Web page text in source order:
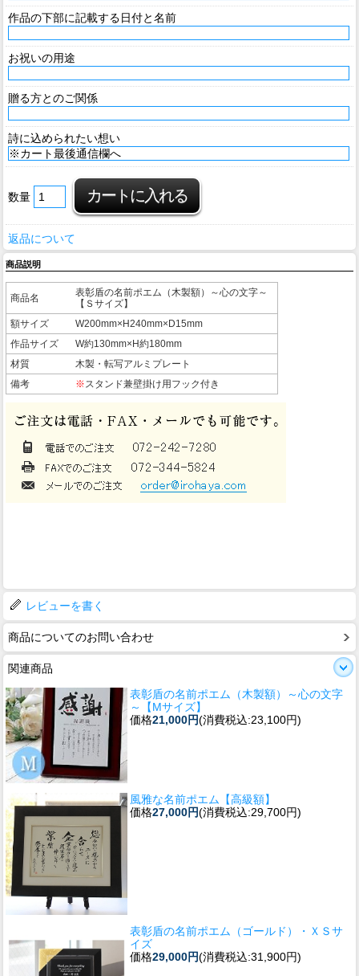
作品の下部に記載する日付と名前
お祝いの用途
贈る方とのご関係
詩に込められたい想い
数量
返品について
商品説明
商品名
表彰盾の名前ポエム（木製額）～心の文字～
【Ｓサイズ】
額サイズ
W200mm×H240mm×D15mm
作品サイズ
W約130mm×H約180mm
材質
木製・転写アルミプレート
備考
※スタンド兼壁掛け用フック付き
レビューを書く
商品についてのお問い合わせ
関連商品
表彰盾の名前ポエム（木製額）～心の文字
～【Mサイズ】
価格21,000円(消費税込:23,100円)
風雅な名前ポエム【高級額】
価格27,000円(消費税込:29,700円)
表彰盾の名前ポエム（ゴールド）・ＸＳサ
イズ
価格29,000円(消費税込:31,900円)